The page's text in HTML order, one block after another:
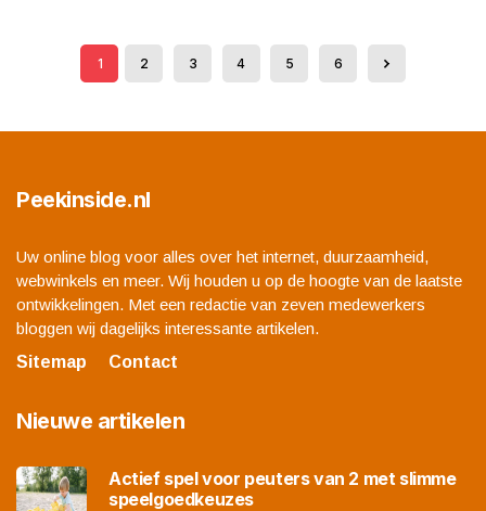
1 2 3 4 5 6
Peekinside.nl
Uw online blog voor alles over het internet, duurzaamheid,
webwinkels en meer. Wij houden u op de hoogte van de laatste
ontwikkelingen. Met een redactie van zeven medewerkers
bloggen wij dagelijks interessante artikelen.
Sitemap
Contact
Nieuwe artikelen
Actief spel voor peuters van 2 met slimme
speelgoedkeuzes